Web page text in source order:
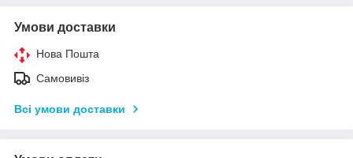
Умови доставки
Нова Пошта
Самовивіз
Всі умови доставки